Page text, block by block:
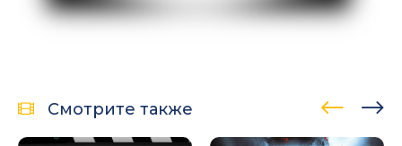
Смотрите также